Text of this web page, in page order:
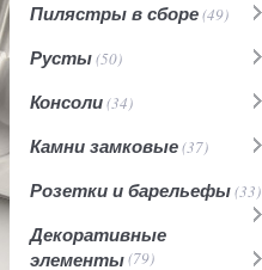
Пилястры в сборе(49)
Русты(50)
Консоли(34)
Камни замковые(37)
Розетки и барельефы(33)
Декоративные
элементы(79)